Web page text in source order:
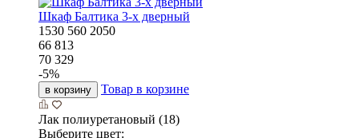
Шкаф Балтика 3-х дверный
1530 560 2050
66 813
70 329
-5%
в корзину Товар в корзине
Лак полиуретановый (18)
Выберите цвет: